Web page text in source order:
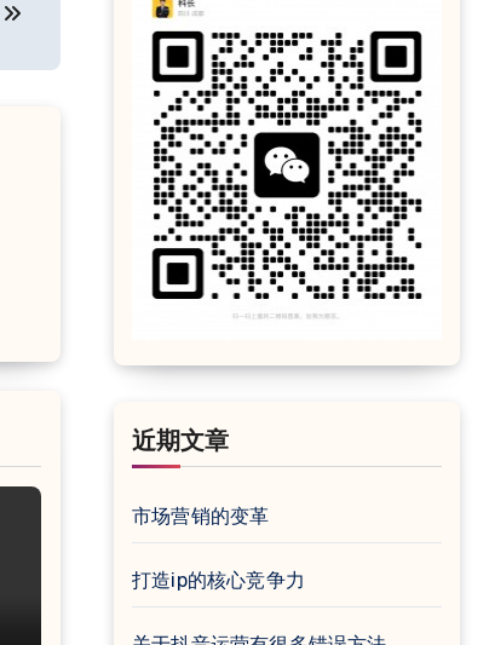
近期文章
市场营销的变革
打造ip的核心竞争力